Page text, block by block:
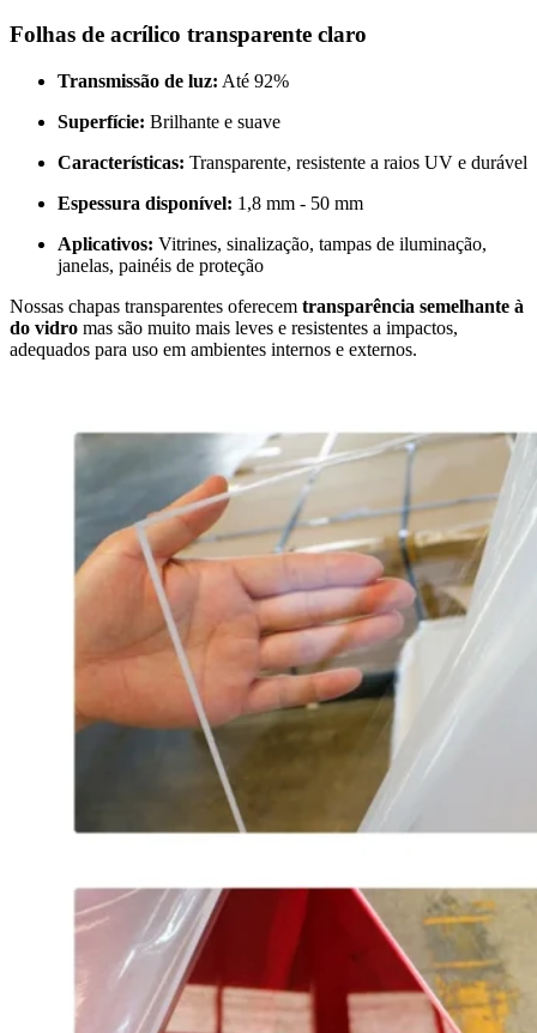
Folhas de acrílico transparente claro
Transmissão de luz: Até 92%
Superfície: Brilhante e suave
Características: Transparente, resistente a raios UV e durável
Espessura disponível: 1,8 mm - 50 mm
Aplicativos: Vitrines, sinalização, tampas de iluminação,
janelas, painéis de proteção
Nossas chapas transparentes oferecem transparência semelhante à
do vidro mas são muito mais leves e resistentes a impactos,
adequados para uso em ambientes internos e externos.